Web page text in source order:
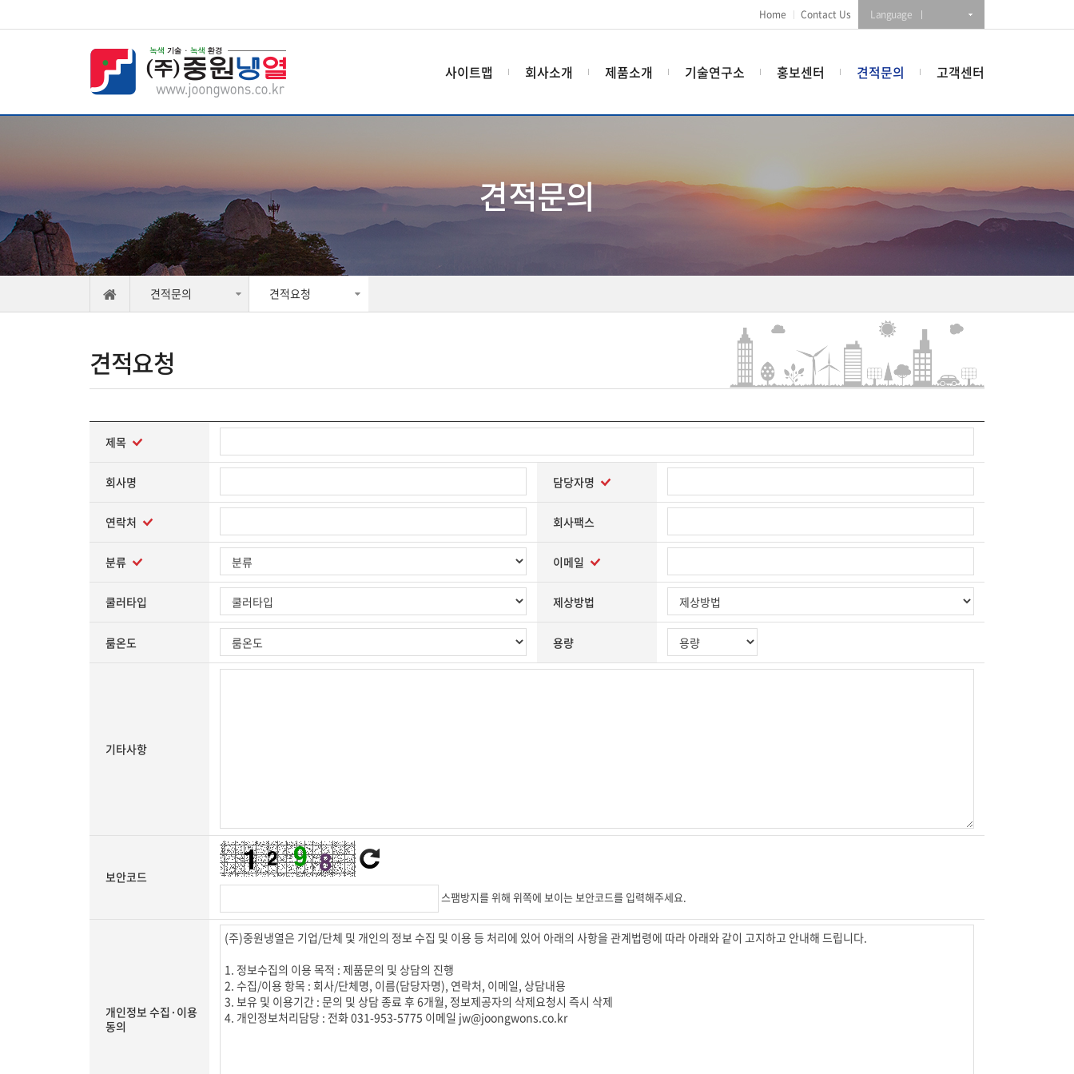
Home Contact Us Language
사이트맵 회사소개 제품소개 기술연구소 홍보센터 견적문의 고객센터
견적문의
견적문의 견적요청
견적요청
제목
회사명 담당자명
연락처 회사팩스
분류 이메일
쿨러타입 제상방법
룸온도 용량
기타사항
보안코드
스팸방지를 위해 위쪽에 보이는 보안코드를 입력해주세요.
개인정보 수집·이용
동의